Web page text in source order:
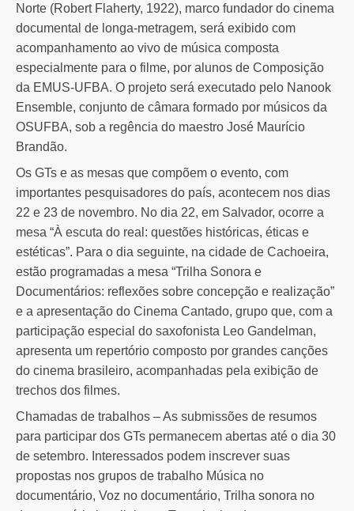
Norte (Robert Flaherty, 1922), marco fundador do cinema
documental de longa-metragem, será exibido com
acompanhamento ao vivo de música composta
especialmente para o filme, por alunos de Composição
da EMUS-UFBA. O projeto será executado pelo Nanook
Ensemble, conjunto de câmara formado por músicos da
OSUFBA, sob a regência do maestro José Maurício
Brandão.
Os GTs e as mesas que compõem o evento, com
importantes pesquisadores do país, acontecem nos dias
22 e 23 de novembro. No dia 22, em Salvador, ocorre a
mesa “À escuta do real: questões históricas, éticas e
estéticas”. Para o dia seguinte, na cidade de Cachoeira,
estão programadas a mesa “Trilha Sonora e
Documentários: reflexões sobre concepção e realização”
e a apresentação do Cinema Cantado, grupo que, com a
participação especial do saxofonista Leo Gandelman,
apresenta um repertório composto por grandes canções
do cinema brasileiro, acompanhadas pela exibição de
trechos dos filmes.
Chamadas de trabalhos – As submissões de resumos
para participar dos GTs permanecem abertas até o dia 30
de setembro. Interessados podem inscrever suas
propostas nos grupos de trabalho Música no
documentário, Voz no documentário, Trilha sonora no